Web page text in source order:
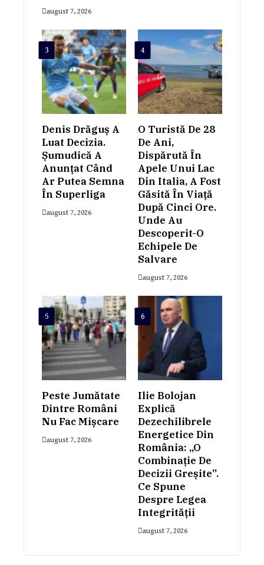
august 7, 2026
3
Denis Drăguș A
Luat Decizia.
Șumudică A
Anunțat Când
Ar Putea Semna
În Superliga
august 7, 2026
4
O Turistă De 28
De Ani,
Dispărută În
Apele Unui Lac
Din Italia, A Fost
Găsită În Viață
După Cinci Ore.
Unde Au
Descoperit-O
Echipele De
Salvare
august 7, 2026
5
Peste Jumătate
Dintre Români
Nu Fac Mișcare
august 7, 2026
6
Ilie Bolojan
Explică
Dezechilibrele
Energetice Din
România: „O
Combinație De
Decizii Greșite”.
Ce Spune
Despre Legea
Integrității
august 7, 2026